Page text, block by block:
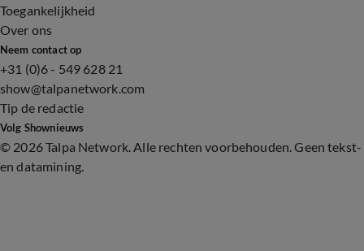
Toegankelijkheid
Over ons
Neem contact op
+31 (0)6 - 549 628 21
show@talpanetwork.com
Tip de redactie
Volg Shownieuws
© 2026 Talpa Network. Alle rechten voorbehouden. Geen tekst-
en datamining.